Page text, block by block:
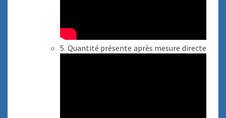
5. Quantité présente après mesure directe